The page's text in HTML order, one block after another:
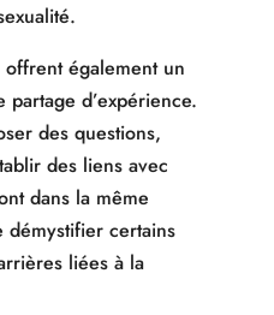
également un
d’expérience.
des questions,
des liens avec
dans la même
démystifier certains
liées à la